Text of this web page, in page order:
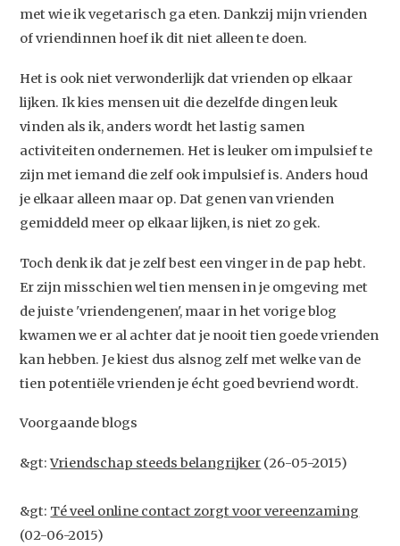
met wie ik vegetarisch ga eten. Dankzij mijn vrienden
of vriendinnen hoef ik dit niet alleen te doen.
Het is ook niet verwonderlijk dat vrienden op elkaar
lijken. Ik kies mensen uit die dezelfde dingen leuk
vinden als ik, anders wordt het lastig samen
activiteiten ondernemen. Het is leuker om impulsief te
zijn met iemand die zelf ook impulsief is. Anders houd
je elkaar alleen maar op. Dat genen van vrienden
gemiddeld meer op elkaar lijken, is niet zo gek.
Toch denk ik dat je zelf best een vinger in de pap hebt.
Er zijn misschien wel tien mensen in je omgeving met
de juiste 'vriendengenen', maar in het vorige blog
kwamen we er al achter dat je nooit tien goede vrienden
kan hebben. Je kiest dus alsnog zelf met welke van de
tien potentiële vrienden je écht goed bevriend wordt.
Voorgaande blogs
&gt:Vriendschap steeds belangrijker (26-05-2015)
&gt: Té veel online contact zorgt voor vereenzaming
(02-06-2015)